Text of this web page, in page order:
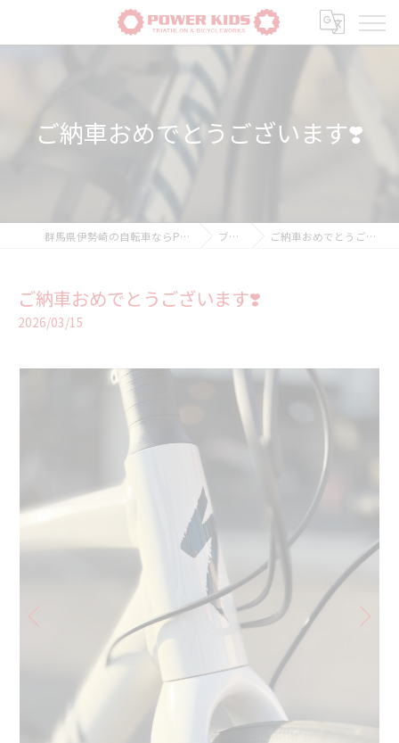
ご納車おめでとうございます❣️
群馬県伊勢崎の自転車ならPOWER-KIDS ブログ ご納車おめでとうございます❣️
ご納車おめでとうございます❣️
2026/03/15